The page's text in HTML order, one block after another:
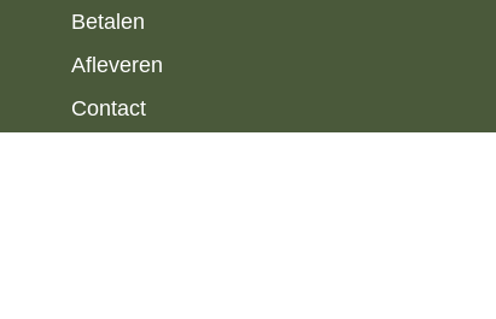
Betalen
Afleveren
Contact